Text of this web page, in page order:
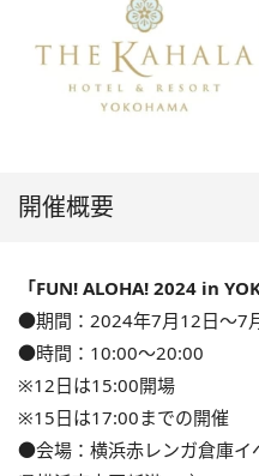
開催概要
「FUN! ALOHA! 2024 in
●期間：2024年7月12日〜7
●時間：10:00〜20:00
※12日は15:00開場
※15日は17:00までの開催
●会場：横浜赤レンガ倉庫イ